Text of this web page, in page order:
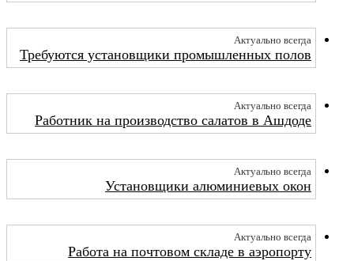
Актуально всегда
Требуются установщики промышленных полов
Актуально всегда
Работник на производство салатов в Ашдоде
Актуально всегда
Установщики алюминиевых окон
Актуально всегда
Работа на почтовом складе в аэропорту